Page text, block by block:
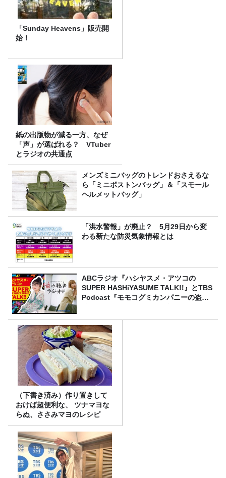
「Sunday Heavens」販売開
始！
紙の出版物が減る一方、なぜ
「声」が選ばれる？ VTuber
とラジオの共通点
メンズミニバッグのトレンドおさえるな
ら「ミニボストンバッグ」＆「スモール
ヘルメットバッグ」
「洪水警報」が廃止？ 5月29日から変
わる新たな防災気象情報とは
ABCラジオ『ハシヤスメ・アツコの
SUPER HASHiYASUME TALK!!』とTBS
Podcast『モモコグミカンパニーの盗み
（下書き済み）作り置きして
おけば超便利な、 ツナマヨな
らぬ、ささみマヨのレシピ